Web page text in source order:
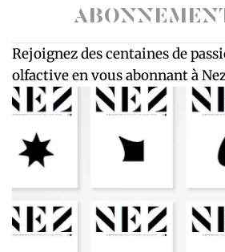
Rejoignez des centaines de
olfactive en vous abonnant à